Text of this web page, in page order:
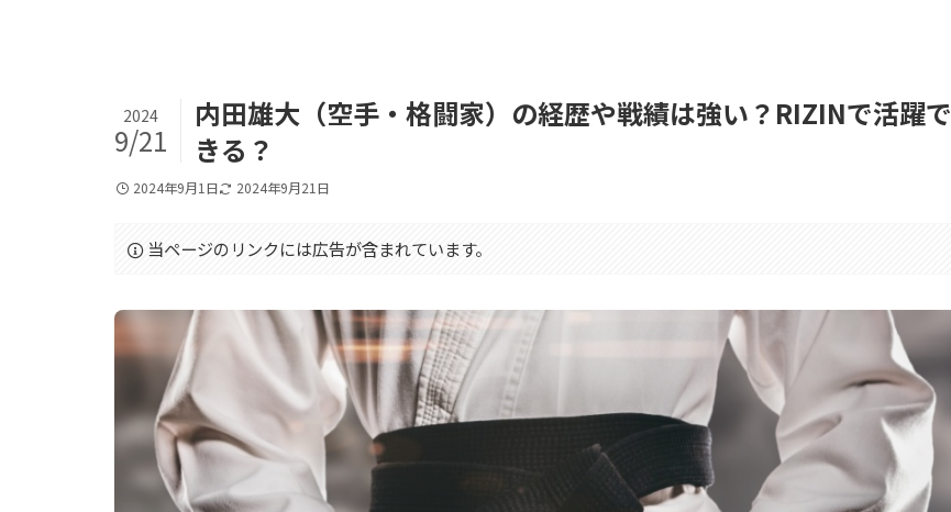
内田雄大（空手・格闘家）の経歴や戦績は強い？RIZINで活躍で
きる？
2024
9/21
2024年9月1日 2024年9月21日
当ページのリンクには広告が含まれています。